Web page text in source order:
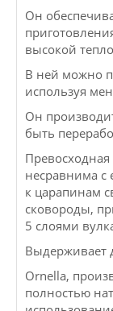
Он
высокой
В ней можно
используя
Он
быть
Превосходная
несравнима
к царапинам
сковороды,
5 слоями
Выдерживает
Ornella,
полностью